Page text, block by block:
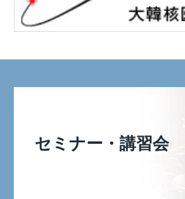
セミナー・講習会